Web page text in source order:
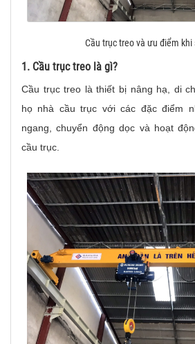
Cầu trục treo và ưu điểm khi
1. Cầu trục treo là gì?
Cầu trục treo là thiết bị nâng hạ, di
họ nhà cầu trục với các đặc điểm
ngang, chuyển động dọc và hoạt
cầu trục.